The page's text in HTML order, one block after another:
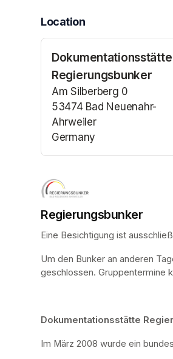
Location
Dokumentationsstätte
Regierungsbunker
Am Silberberg 0
53474 Bad Neuenahr-
Ahrweiler
Germany
(opens in a new tab)
Regierungsbunker
Eine Besichtigung ist
Um den Bunker an anderen
geschlossen. Gruppentermine
Dokumentationsstätte
Im März 2008 wurde ein